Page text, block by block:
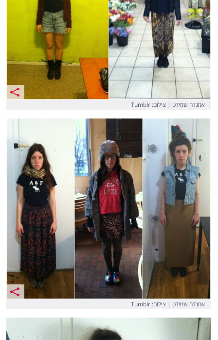
אמנדה שמידט | צילום: Tumblr
אמנדה שמידט | צילום: Tumblr